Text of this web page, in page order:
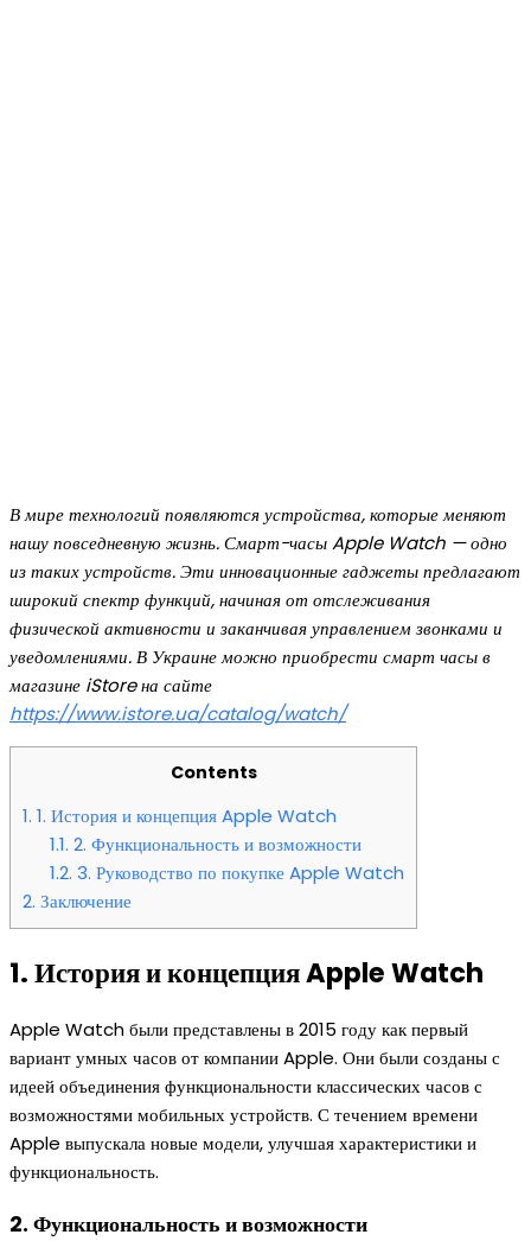
В мире технологий появляются устройства, которые меняют
нашу повседневную жизнь. Смарт-часы Apple Watch — одно
из таких устройств. Эти инновационные гаджеты предлагают
широкий спектр функций, начиная от отслеживания
физической активности и заканчивая управлением звонками и
уведомлениями. В Украине можно приобрести смарт часы в
магазине iStore на сайте
https://www.istore.ua/catalog/watch/
Contents
1. 1. История и концепция Apple Watch
1.1. 2. Функциональность и возможности
1.2. 3. Руководство по покупке Apple Watch
2. Заключение
1. История и концепция Apple Watch
Apple Watch были представлены в 2015 году как первый
вариант умных часов от компании Apple. Они были созданы с
идеей объединения функциональности классических часов с
возможностями мобильных устройств. С течением времени
Apple выпускала новые модели, улучшая характеристики и
функциональность.
2. Функциональность и возможности